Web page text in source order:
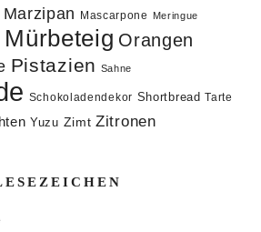
Marzipan Mascarpone Meringue
Mürbeteig Orangen
Pistazien Sahne
Schokoladendekor Shortbread Tarte
Yuzu Zimt Zitronen